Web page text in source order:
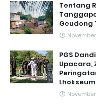
Tentang
Geudong
PGS
Upacara,